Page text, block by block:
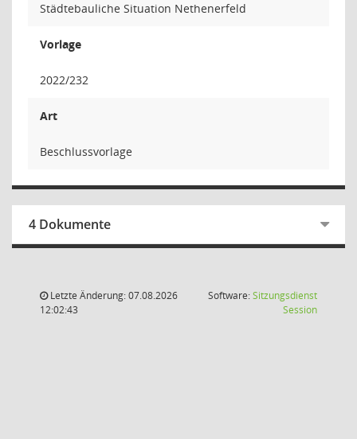
Städtebauliche Situation Nethenerfeld
Vorlage
2022/232
Art
Beschlussvorlage
4 Dokumente
Letzte Änderung: 07.08.2026
12:02:43
Software:Sitzungsdienst
Session(Wird in